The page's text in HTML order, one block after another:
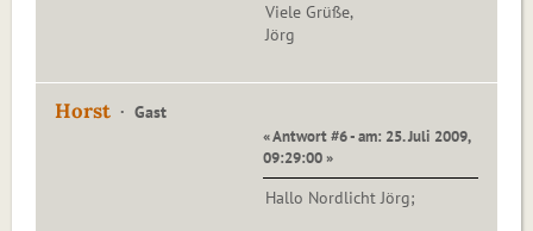
Viele Grüße,
Jörg
Horst Gast
« Antwort #6 - am: 25. Juli 2009,
09:29:00 »
Hallo Nordlicht Jörg;